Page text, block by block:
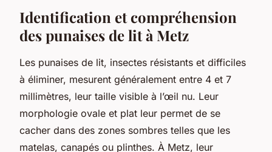
Identification et compréhension
des punaises de lit à Metz
Les punaises de lit, insectes résistants et difficiles
à éliminer, mesurent généralement entre 4 et 7
millimètres, leur taille visible à l’œil nu. Leur
morphologie ovale et plat leur permet de se
cacher dans des zones sombres telles que les
matelas, canapés ou plinthes. À Metz, leur